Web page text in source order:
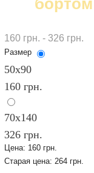
160 грн. - 326 грн.
Размер
50х90
160 грн.
70х140
326 грн.
Цена: 160 грн.
Старая цена: 264 грн.